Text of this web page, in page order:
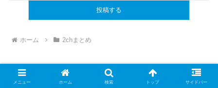
ホーム 2chまとめ
スポンサーリンク
メニュー ホーム 検索 トップ サイドバー